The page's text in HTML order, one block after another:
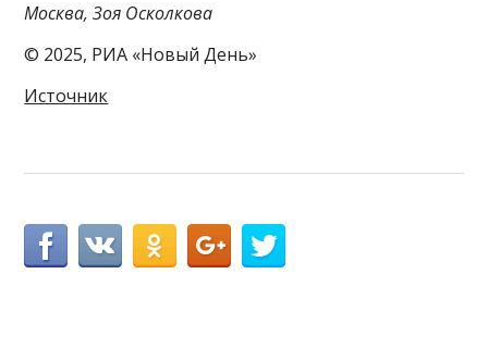
Москва, Зоя Осколкова
© 2025, РИА «Новый День»
Источник